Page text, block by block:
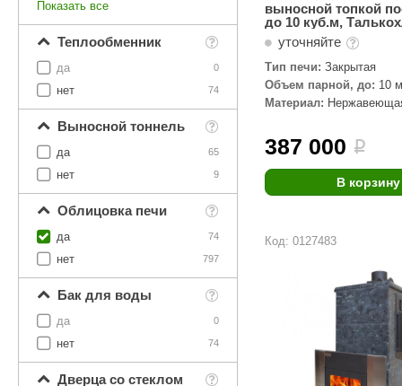
Показать все
Теплообменник
0
да
74
нет
Выносной тоннель
65
да
9
нет
Облицовка печи
74
да
797
нет
Бак для воды
0
да
74
нет
Дверца со стеклом
выносной топкой
до 10 куб.м,
уточняйте
Тип печи: Закрытая
Объем парной, до: 10
Материал:
387 000 i
В корзину
Код: 0127483